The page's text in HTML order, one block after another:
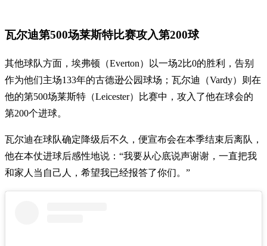
瓦尔迪第500场莱斯特比赛攻入第200球
其他球队方面，埃弗顿（Everton）以一场2比0的胜利，告别
作为他们主场133年的古德逊公园球场；瓦尔迪（Vardy）则在
他的第500场莱斯特（Leicester）比赛中，攻入了他在球会的
第200个进球。
瓦尔迪在球队确定降级后不久，便宣布会在本季结束后离队，
他在本仗进球后感性地说：“我要从心底说声谢谢，一直把我
和家人当自己人，希望我已经报答了你们。”